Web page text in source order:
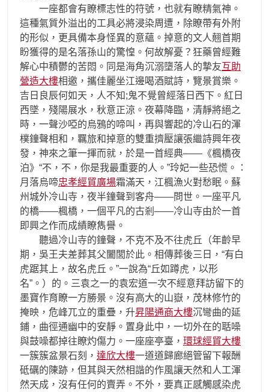
一座都會有瞭標志性的符號，也就有瞭精氣神。
這種氣質外溢出的工具必將浸染周遭，除瞭帶有外附
的形似，更具備本身怪異的意蘊。掉意的文人翹首期
盼獲得的是名落孫山的驚惶。何故解憂？狂藥曾經難
解心中積鬱的苦悶。同是海角沉溺墮落人的摯友互助
營造大樓相邀，攜佳麗坐江邊喝酒賦詩，覽景賞樂。
吉日良辰何如天，人不知;鬼不覺曾經落日西下。紅日
西墜，殘陽展水，秋意正涼。夜幕降臨，清靜將絕之
時，一聲沙啞的烏鴉的啼叫，再與響起的冷山石的渾
樸鐘聲相和，羈旅和掉意的雙重擠壓讓張繼詩興年夜
發，神來之筆一揮而就，於是一首經典——《楓橋夜
泊》“不，不，你是我最重要的人。”玲妃一些恐慌。：
月落烏啼忠孝經貿廣場霜滿天，江楓漁火對愁眠。蘇
州城外冷山寺，夜半鐘聲到客舟——問世。一座平凡
的橋——楓橋，一個平凡的古剎——冷山寺由於一首
即興之作而成績瞭雋譽。
聽過冷山寺的鐘聲，不克不及不往虎丘（年齡早
期，吳王夫差葬其父闔閭於此。相傳葬後三日，“有白
虎踞其上，故名虎丘。”一說為“丘如蹲虎，以形
名”。）的。三袁之一的袁宏道一次不經意拜訪留下的
墨寶作育瞭一方勝景。沒有高大的山嶽，茂林修竹的
掩映，危峰兀立的重疊，升昇陽通商大樓沉彎曲的延
鋪，曲徑通幽中的安靜。置身此中，一切外在的聒噪
與鼓噪都掉往瞭灼傷力。一座座亭臺， 環球經貿大樓
一簇簇盆景石刻， 達欣大樓一道道歸廊絕管留下報酬
砥礪的陳跡，但其與天然相諧的作風讓天然和人工渾
然天成，沒有任何的賣弄。不外，要真正感觸感染虎